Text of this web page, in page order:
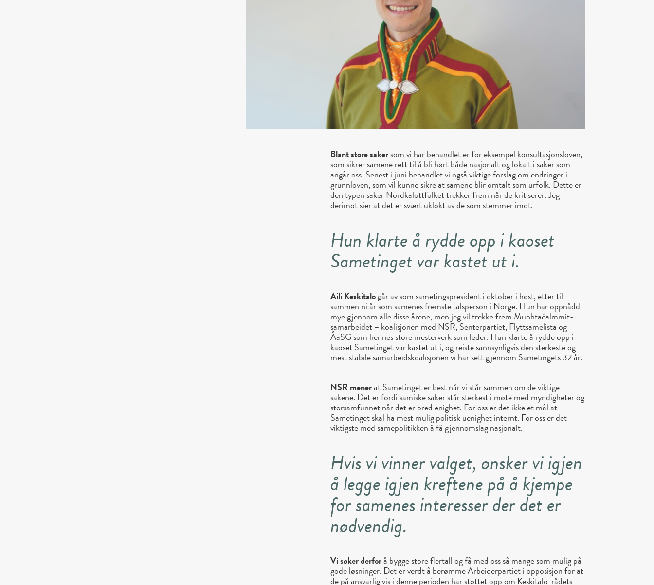
Blant store sakersom vi har behandlet er for eksempel konsultasjonsloven,
som sikrer samene rett til å bli hørt både nasjonalt og lokalt i saker som
angår oss. Senest i juni behandlet vi også viktige forslag om endringer i
grunnloven, som vil kunne sikre at samene blir omtalt som urfolk. Dette er
den typen saker Nordkalottfolket trekker frem når de kritiserer. Jeg
derimot sier at det er svært uklokt av de som stemmer imot.
Hun klarte å rydde opp i kaoset
Sametinget var kastet ut i.
Aili Keskitalogår av som sametingspresident i oktober i høst, etter til
sammen ni år som samenes fremste talsperson i Norge. Hun har oppnådd
mye gjennom alle disse årene, men jeg vil trekke frem Muohtačalmmit-
samarbeidet – koalisjonen med NSR, Senterpartiet, Flyttsamelista og
ÅaSG som hennes store mesterverk som leder. Hun klarte å rydde opp i
kaoset Sametinget var kastet ut i, og reiste sannsynligvis den sterkeste og
mest stabile samarbeidskoalisjonen vi har sett gjennom Sametingets 32 år.
NSR menerat Sametinget er best når vi står sammen om de viktige
sakene. Det er fordi samiske saker står sterkest i møte med myndigheter og
storsamfunnet når det er bred enighet. For oss er det ikke et mål at
Sametinget skal ha mest mulig politisk uenighet internt. For oss er det
viktigste med samepolitikken å få gjennomslag nasjonalt.
Hvis vi vinner valget, ønsker vi igjen
å legge igjen kreftene på å kjempe
for samenes interesser der det er
nødvendig.
Vi søker derforå bygge store flertall og få med oss så mange som mulig på
gode løsninger. Det er verdt å berømme Arbeiderpartiet i opposisjon for at
de på ansvarlig vis i denne perioden har støttet opp om Keskitalo-rådets